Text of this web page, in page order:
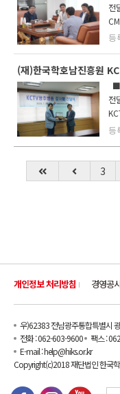
전
(재)한국학호남진흥원
■
전
3
개인정보 처리방침 경영공시
우)62383 전남광주통합특별시
전화 : 062-603-9600
팩스 :
E-mail : help@hiks.or.kr
Copyright(c)2018 재단법인 한국